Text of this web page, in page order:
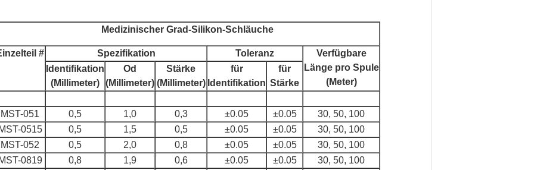
Medizinischer Grad-Silikon-Schläuche
# Spezifikation Toleranz
Verfügbare
Länge pro Spule
(Meter)
Identifikation
(Millimeter)
Od
(Millimeter)
Stärke
(Millimeter)
für
Identifikation
für
Stärke
MST-051 0,5 1,0 0,3 ±0.05 ±0.05
30, 50, 100
0515
0,5 1,5 0,5 ±0.05 ±0.05
30, 50, 100
MST-052
0,5 2,0 0,8 ±0.05 ±0.05
30, 50, 100
0819
0,8 1,9 0,6 ±0.05 ±0.05
30, 50, 100